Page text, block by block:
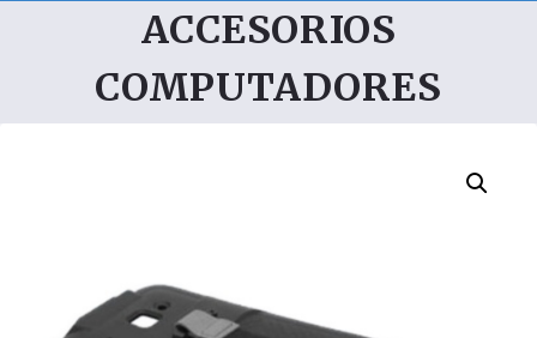
ACCESORIOS
COMPUTADORES